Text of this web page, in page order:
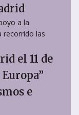
a la
recorrido las
el 11 de
e